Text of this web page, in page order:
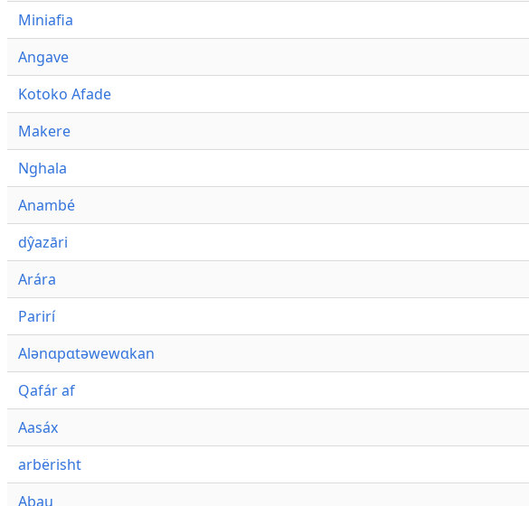
Miniafia
Angave
Kotoko Afade
Makere
Nghala
Anambé
dŷazāri
Arára
Parirí
Alənɑpɑtəwewɑkan
Qafár af
Aasáx
arbërisht
Abau